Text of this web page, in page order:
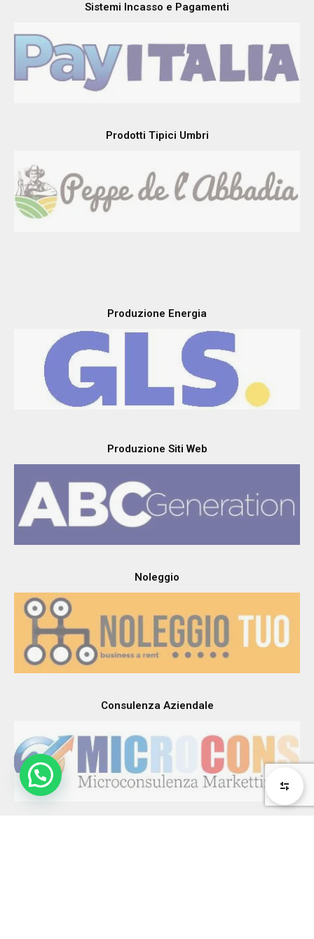
Sistemi Incasso e Pagamenti
Prodotti Tipici Umbri
Produzione Energia
Produzione Siti Web
Noleggio
Consulenza Aziendale